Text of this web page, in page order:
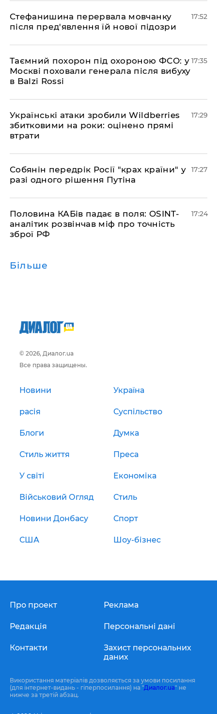
​Стефанишина перервала мовчанку
після пред'явлення їй нової підозри
17:52
​Таємний похорон під охороною ФСО: у
Москві поховали генерала після вибуху
в Balzi Rossi
17:35
​Українські атаки зробили Wildberries
збитковими на роки: оцінено прямі
втрати
17:29
​Собянін передрік Росії "крах країни" у
разі одного рішення Путіна
17:27
​Половина КАБів падає в поля: OSINT-
аналітик розвінчав міф про точність
зброї РФ
17:24
Більше
© 2026, Диалог.ua
Все права защищены.
Новини Україна
расія Суспільство
Блоги Думка
Стиль життя Преса
У світі Економіка
Військовий Огляд Стиль
Новини Донбасу Спорт
США Шоу-бізнес
Про проект
Редакція
Контакти
Реклама
Персональні дані
Захист персональних
даних
Використання матеріалів дозволяється за умови посилання
(для інтернет-видань - гіперпосилання) на "Диалог.ua" не
нижче за третій абзац.